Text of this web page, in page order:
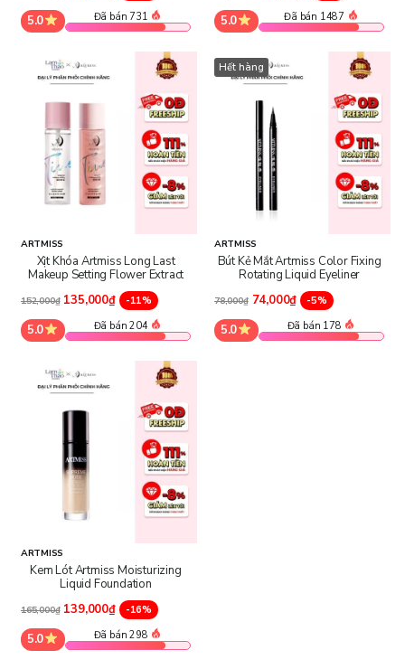
5.0 Đã bán 731 5.0 Đã bán 1487
ARTMISS
Xịt Khóa Artmiss Long Last
Makeup Setting Flower Extract
152,000₫ 135,000₫ -11%
5.0 Đã bán 204
Hết hàng
ARTMISS
Bút Kẻ Mắt Artmiss Color Fixing
Rotating Liquid Eyeliner
78,000₫ 74,000₫ -5%
5.0 Đã bán 178
ARTMISS
Kem Lót Artmiss Moisturizing
Liquid Foundation
165,000₫ 139,000₫ -16%
5.0 Đã bán 298